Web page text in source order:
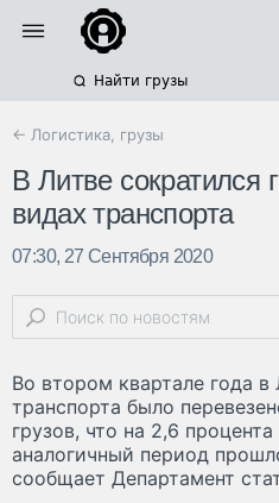
Найти грузы
← Логистика, грузы
В Литве сократился
видах транспорта
07:30, 27 Сентября 2020
Во втором квартале года
транспорта было
грузов, что на 2,6
аналогичный период
сообщает Департамент